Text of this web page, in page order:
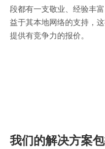
段都有一支敬业、经验丰
益于其本地网络的支持，
提供有竞争力的报价。
我们的解决方案包